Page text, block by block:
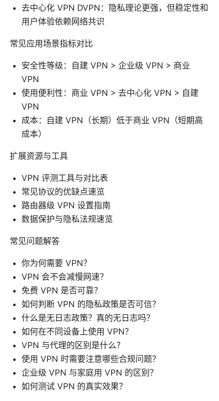
去中心化 VPN DVPN：隐私理论更强，但稳定性和
用户体验依赖网络共识
常见应用场景指标对比
安全性等级：自建 VPN > 企业级 VPN > 商业
VPN
使用便利性：商业 VPN > 去中心化 VPN > 自建
VPN
成本：自建 VPN（长期）低于商业 VPN（短期高
成本）
扩展资源与工具
VPN 评测工具与对比表
常见协议的优缺点速览
路由器级 VPN 设置指南
数据保护与隐私法规速览
常见问题解答
你为何需要 VPN？
VPN 会不会减慢网速？
免费 VPN 是否可靠？
如何判断 VPN 的隐私政策是否可信？
什么是无日志政策？真的无日志吗？
如何在不同设备上使用 VPN？
VPN 与代理的区别是什么？
使用 VPN 时需要注意哪些合规问题？
企业级 VPN 与家庭用 VPN 的区别？
如何测试 VPN 的真实效果？